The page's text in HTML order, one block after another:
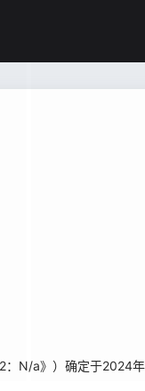
a》）确定于2024